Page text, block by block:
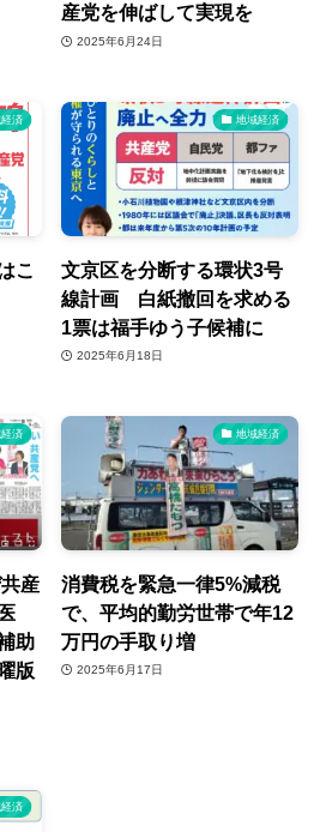
産党を伸ばして実現を
2025年6月24日
済
こ
地域経済
文京区を分断する環状3号
線計画 白紙撤回を求める
1票は福手ゆう子候補に
2025年6月18日
済
産
助
版
地域経済
消費税を緊急一律5%減税
で、平均的勤労世帯で年12
万円の手取り増
2025年6月17日
済